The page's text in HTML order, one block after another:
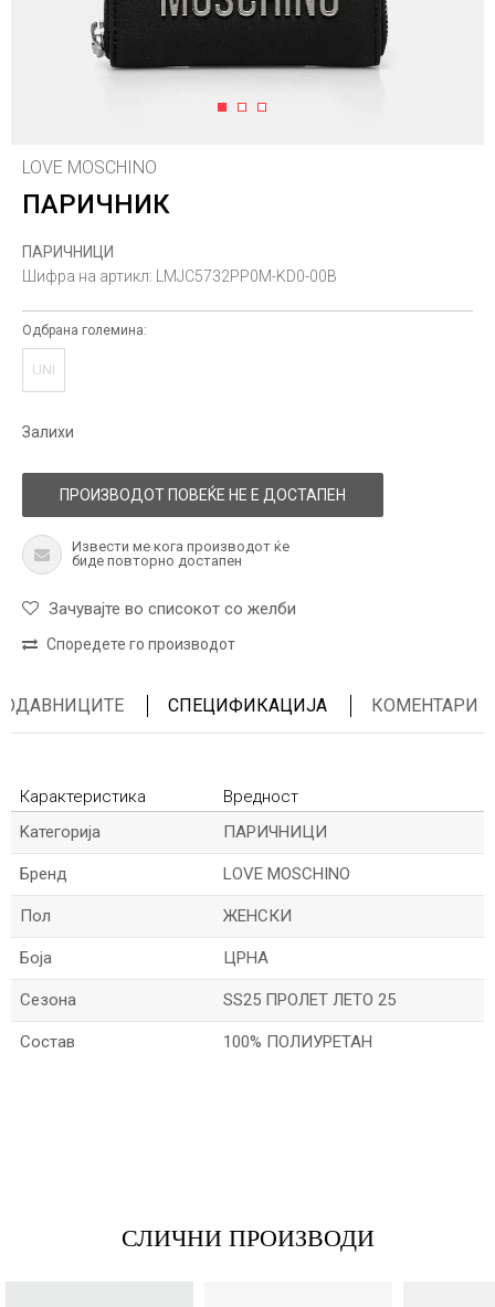
1 2 3
LOVE MOSCHINO
ПАРИЧНИК
ПАРИЧНИЦИ
Шифра на артикл:
LMJC5732PP0M-KD0-00B
Одбрана големина:
UNI
Залихи
ПРОИЗВОДОТ ПОВЕЌЕ НЕ Е ДОСТАПЕН
Извести ме кога производот ќе
биде повторно достапен
Зачувајте во списокот со желби
Споредете го производот
СПЕЦИФИКАЦИЈА КОМЕНТАРИ
Карактеристика
Вредност
Kатегорија
ПАРИЧНИЦИ
Бренд LOVE MOSCHINO
Пол ЖЕНСКИ
Боја ЦРНА
Сезона SS25 ПРОЛЕТ ЛЕТО 25
Состав 100% ПОЛИУРЕТАН
СЛИЧНИ ПРОИЗВОДИ